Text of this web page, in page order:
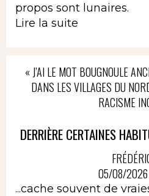
propos sont lunaires.
Lire la suite
« J’AI LE MOT BOUGNOULE
DANS LES VILLAGES DU
RACISME
DERRIÈRE CERTAINES
05/08/2026
...cache souvent de